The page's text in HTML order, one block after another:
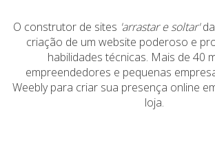
O construtor de sites 'arrastar e soltar'da
criação de um website poderoso e
habilidades técnicas. Mais de 40
empreendedores e pequenas
Weebly para criar sua presença online
loja.